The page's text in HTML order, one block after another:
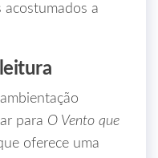
acostumados a
para O Vento que
oferece uma